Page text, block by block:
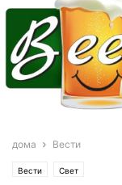
дома Вести
Вести Свет